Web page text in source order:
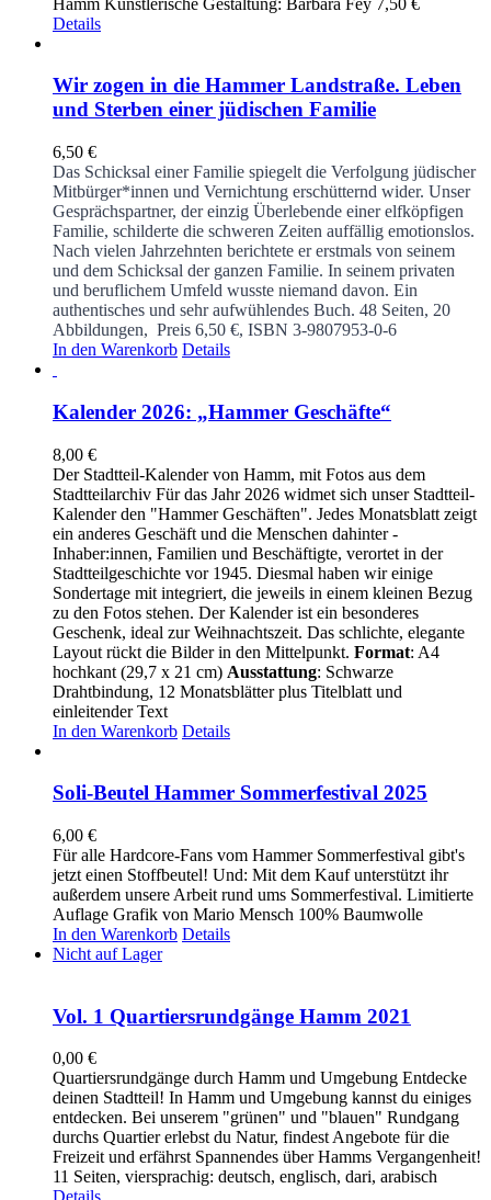
Details
Wir zogen in die Hammer Landstraße. Leben
und Sterben einer jüdischen Familie
6,50 €
Das Schicksal einer Familie spiegelt die Verfolgung jüdischer
Mitbürger*innen und Vernichtung erschütternd wider. Unser
Gesprächspartner, der einzig Überlebende einer elfköpfigen
Familie, schilderte die schweren Zeiten auffällig emotionslos.
Nach vielen Jahrzehnten berichtete er erstmals von seinem
und dem Schicksal der ganzen Familie. In seinem privaten
und beruflichem Umfeld wusste niemand davon. Ein
authentisches und sehr aufwühlendes Buch. 48 Seiten, 20
Abbildungen, Preis 6,50 €, ISBN 3-9807953-0-6
In den Warenkorb Details
Kalender 2026: „Hammer Geschäfte“
8,00 €
Der Stadtteil-Kalender von Hamm, mit Fotos aus dem
Stadtteilarchiv Für das Jahr 2026 widmet sich unser Stadtteil-
Kalender den "Hammer Geschäften". Jedes Monatsblatt zeigt
ein anderes Geschäft und die Menschen dahinter -
Inhaber:innen, Familien und Beschäftigte, verortet in der
Stadtteilgeschichte vor 1945. Diesmal haben wir einige
Sondertage mit integriert, die jeweils in einem kleinen Bezug
zu den Fotos stehen. Der Kalender ist ein besonderes
Geschenk, ideal zur Weihnachtszeit. Das schlichte, elegante
Layout rückt die Bilder in den Mittelpunkt. Format: A4
hochkant (29,7 x 21 cm) Ausstattung: Schwarze
Drahtbindung, 12 Monatsblätter plus Titelblatt und
einleitender Text
In den Warenkorb Details
Soli-Beutel Hammer Sommerfestival 2025
6,00 €
Für alle Hardcore-Fans vom Hammer Sommerfestival gibt's
jetzt einen Stoffbeutel! Und: Mit dem Kauf unterstützt ihr
außerdem unsere Arbeit rund ums Sommerfestival. Limitierte
Auflage Grafik von Mario Mensch 100% Baumwolle
In den Warenkorb Details
Nicht auf Lager
Vol. 1 Quartiersrundgänge Hamm 2021
0,00 €
Quartiersrundgänge durch Hamm und Umgebung Entdecke
deinen Stadtteil! In Hamm und Umgebung kannst du einiges
entdecken. Bei unserem "grünen" und "blauen" Rundgang
durchs Quartier erlebst du Natur, findest Angebote für die
Freizeit und erfährst Spannendes über Hamms Vergangenheit!
11 Seiten, viersprachig: deutsch, englisch, dari, arabisch